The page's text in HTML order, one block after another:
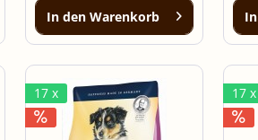
In den Warenkorb
17 x 17 x